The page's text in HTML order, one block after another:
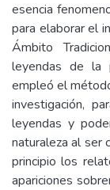
esencia
para elaborar el
Ámbito
leyendas de la
empleó el
investigación,
leyendas y
naturaleza al ser
principio los
apariciones